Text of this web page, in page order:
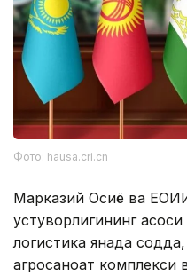
Фото: hausa.cri.cn
Марказий Осиё ва
устуворлигининг
логистика янада
агросаноат комплекси